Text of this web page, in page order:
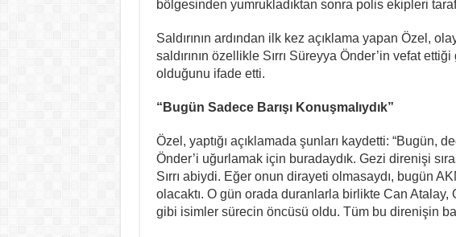
bölgesinden yumrukladıktan sonra polis ekipleri
Saldırının ardından ilk kez açıklama yapan Özel,
saldırının özellikle Sırrı Süreyya Önder’in vefat
olduğunu ifade etti.
“Bugün Sadece Barışı Konuşmalıydık”
Özel, yaptığı açıklamada şunları kaydetti: “Bugün,
Önder’i uğurlamak için buradaydık. Gezi direnişi
Sırrı abiydi. Eğer onun dirayeti olmasaydı, bugün
olacaktı. O gün orada duranlarla birlikte Can Atalay,
gibi isimler sürecin öncüsü oldu. Tüm bu direnişin